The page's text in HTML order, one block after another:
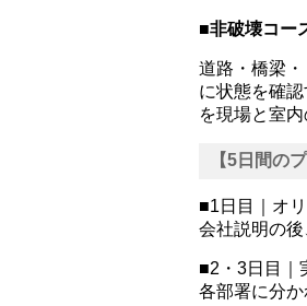
■非破壊コー
道路・橋梁
に状態を確認
を現場と室
【5日間の
■1日目｜オ
会社説明の
■2・3日目｜
各部署に分か